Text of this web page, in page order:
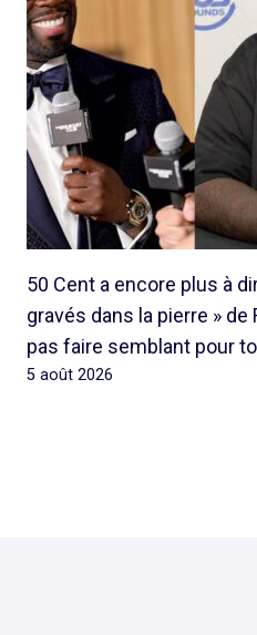
50 Cent a encore plus à
gravés dans la pierre » de
pas faire semblant pour
5 août 2026